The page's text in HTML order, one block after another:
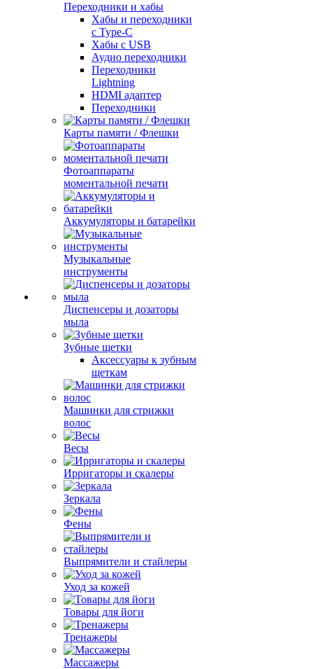
Переходники и хабы
Хабы и переходники
с Type-C
Хабы с USB
Аудио переходники
Переходники
Lightning
HDMI адаптер
Переходники
Карты памяти / Флешки
Фотоаппараты
моментальной печати
Аккумуляторы и батарейки
Музыкальные
инструменты
Диспенсеры и дозаторы
мыла
Зубные щетки
Аксессуары к зубным
щеткам
Машинки для стрижки
волос
Весы
Ирригаторы и скалеры
Зеркала
Фены
Выпрямители и стайлеры
Уход за кожей
Товары для йоги
Тренажеры
Массажеры